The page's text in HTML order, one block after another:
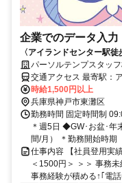
企業でのデータ入
〈アイランドセンター駅
験OK★電話対応なし↑デー
パーソルテンプスタッ
交通アクセス 最寄駅：アイランド
より徒歩3分 ＊交通
時給1,500円以上
兵庫県神戸市東灘区
勤務時間 固定時間制
＊週5日 ◆GW･お盆･年
間/月） ＊勤務開始時期
仕事内容 【社員登用実
＜1500円＞ ＞＞ 事務
事務経験が積める↑｢電